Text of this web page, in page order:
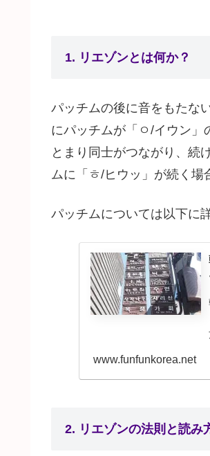
1. リエゾンとは何か？
パッチムの後に音をもたな
にパッチムが「ㅇ/イウン」
とまり同士がつながり、続
ムに「ㅎ/ヒウッ」が続く場
パッチムについては以下に
www.funfunkorea.net
2. リエゾンの法則と読み